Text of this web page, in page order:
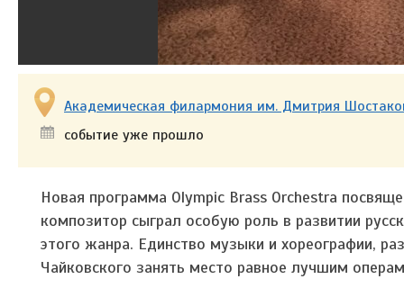
Академическая филармония им. Дмитрия
событие уже прошло
Новая программа Olympic Brass Orchestra
композитор сыграл особую роль в развитии
этого жанра. Единство музыки и хореографии,
Чайковского занять место равное лучшим